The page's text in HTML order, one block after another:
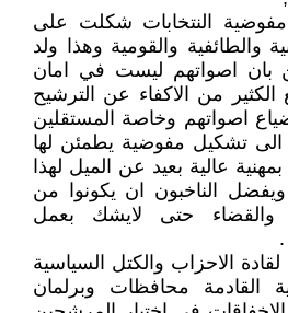
النتخابات شكلت على
والطائفية والقومية وهذا ولد
بان اصواتهم ليست في امان
من الاكفاء عن الترشيح
اصواتهم وخاصة المستقلين
الى تشكيل مفوضية يطمئن لها
عالية بعيد عن الميل لهذا
الناخبون ان يكونوا من
والقضاء حتى لايشك بعمل
.
الاحزاب والكتل السياسية
القادمة محافظات وبرلمان